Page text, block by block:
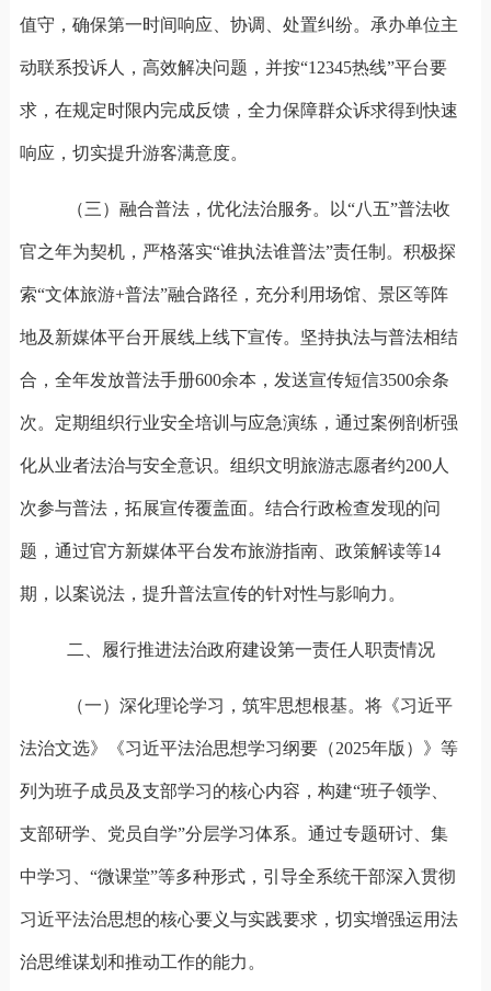
值守，确保第一时间响应、协调、处置纠纷。承办单位主
动联系投诉人，高效解决问题，并按“12345热线”平台要
求，在规定时限内完成反馈，全力保障群众诉求得到快速
响应，切实提升游客满意度。
（三）融合普法，优化法治服务。 ‌以“八五”普法收
官之年为契机，严格落实“谁执法谁普法”责任制。积极探
索“文体旅游+普法”融合路径，充分利用场馆、景区等阵
地及新媒体平台开展线上线下宣传。坚持执法与普法相结
合，全年发放普法手册600余本，发送宣传短信3500余条
次。定期组织行业安全培训与应急演练，通过案例剖析强
化从业者法治与安全意识。组织文明旅游志愿者约200人
次参与普法，拓展宣传覆盖面。结合行政检查发现的问
题，通过官方新媒体平台发布旅游指南、政策解读等14
期，以案说法，提升普法宣传的针对性与影响力。
二、履行推进法治政府建设第一责任人职责情况
（一）深化理论学习，筑牢思想根基。 将《习近平
法治文选》《习近平法治思想学习纲要（2025年版）》等
列为班子成员及支部学习的核心内容，构建“班子领学、
支部研学、党员自学”分层学习体系。通过专题研讨、集
中学习、“微课堂”等多种形式，引导全系统干部深入贯彻
习近平法治思想的核心要义与实践要求，切实增强运用法
治思维谋划和推动工作的能力。